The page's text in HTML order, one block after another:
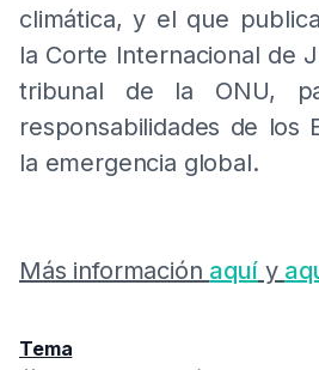
climática, y el que
la Corte Internacional de
tribunal de la ONU,
responsabilidades de los
la emergencia global.
Más información aquíy
Tema